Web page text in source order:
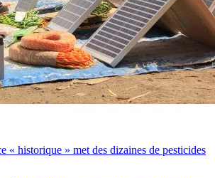
« historique » met des dizaines de pesticides